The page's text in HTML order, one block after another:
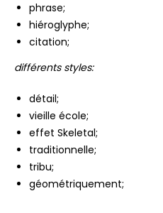
phrase;
hiéroglyphe;
citation;
différents styles:
détail;
vieille école;
effet Skeletal;
traditionnelle;
tribu;
géométriquement;